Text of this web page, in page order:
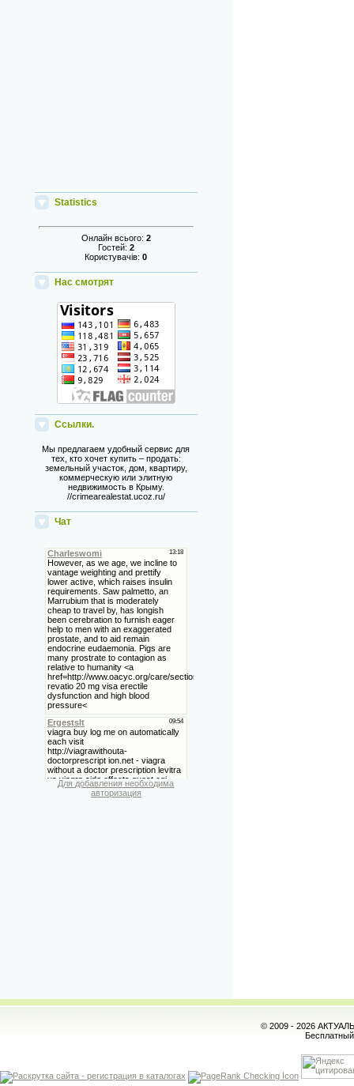
Statistics
Онлайн всього: 2
Гостей: 2
Користувачів:0
Нас смотрят
Ссылки.
Мы предлагаем удобный сервис для
тех, кто хочет купить – продать:
земельный участок, дом, квартиру,
коммерческую или элитную
недвижимость в Крыму.
//crimearealestat.ucoz.ru/
Чат
Для добавления необходима
авторизация
© 2009 - 2026